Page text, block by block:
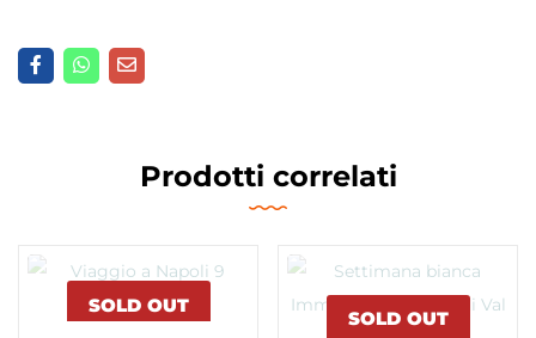
Prodotti correlati
SOLD OUT
SOLD OUT